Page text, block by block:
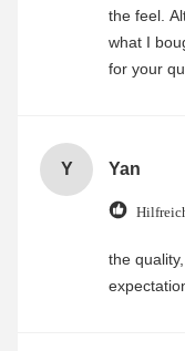
the feel.
what I
for your
Y Yan
the